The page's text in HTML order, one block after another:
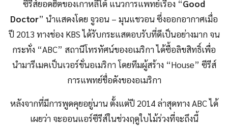
ซีรีส์ยอดฮิตของเกาหลีใต้ แนวการแพทย์เรื่อง “Good
Doctor” นำแสดงโดย จูวอน – มุนแชวอน ซึ่งออกอากาศเมื่อ
ปี 2013 ทางช่อง KBS ได้รับกระแสตอบรับที่ดีเป็นอย่างมาก จน
กระทั่ง “ABC” สถานีโทรทัศน์ของอเมริกา ได้ซื้อลิขสิทธิ์เพื่อ
นำมารีเมคเป็นเวอร์ชั่นอเมริกา โดยทีมผู้สร้าง “House” ซีรีส์
การแพทย์ชื่อดังของอเมริกา
หลังจากที่มีการพูดคุยอยู่นาน ตั้งแต่ปี 2014 ล่าสุดทาง ABC ได้
เผยว่า จะออนแอร์ซีรีส์ในช่วงฤดูใบไม้ร่วงที่จะถึงนี้